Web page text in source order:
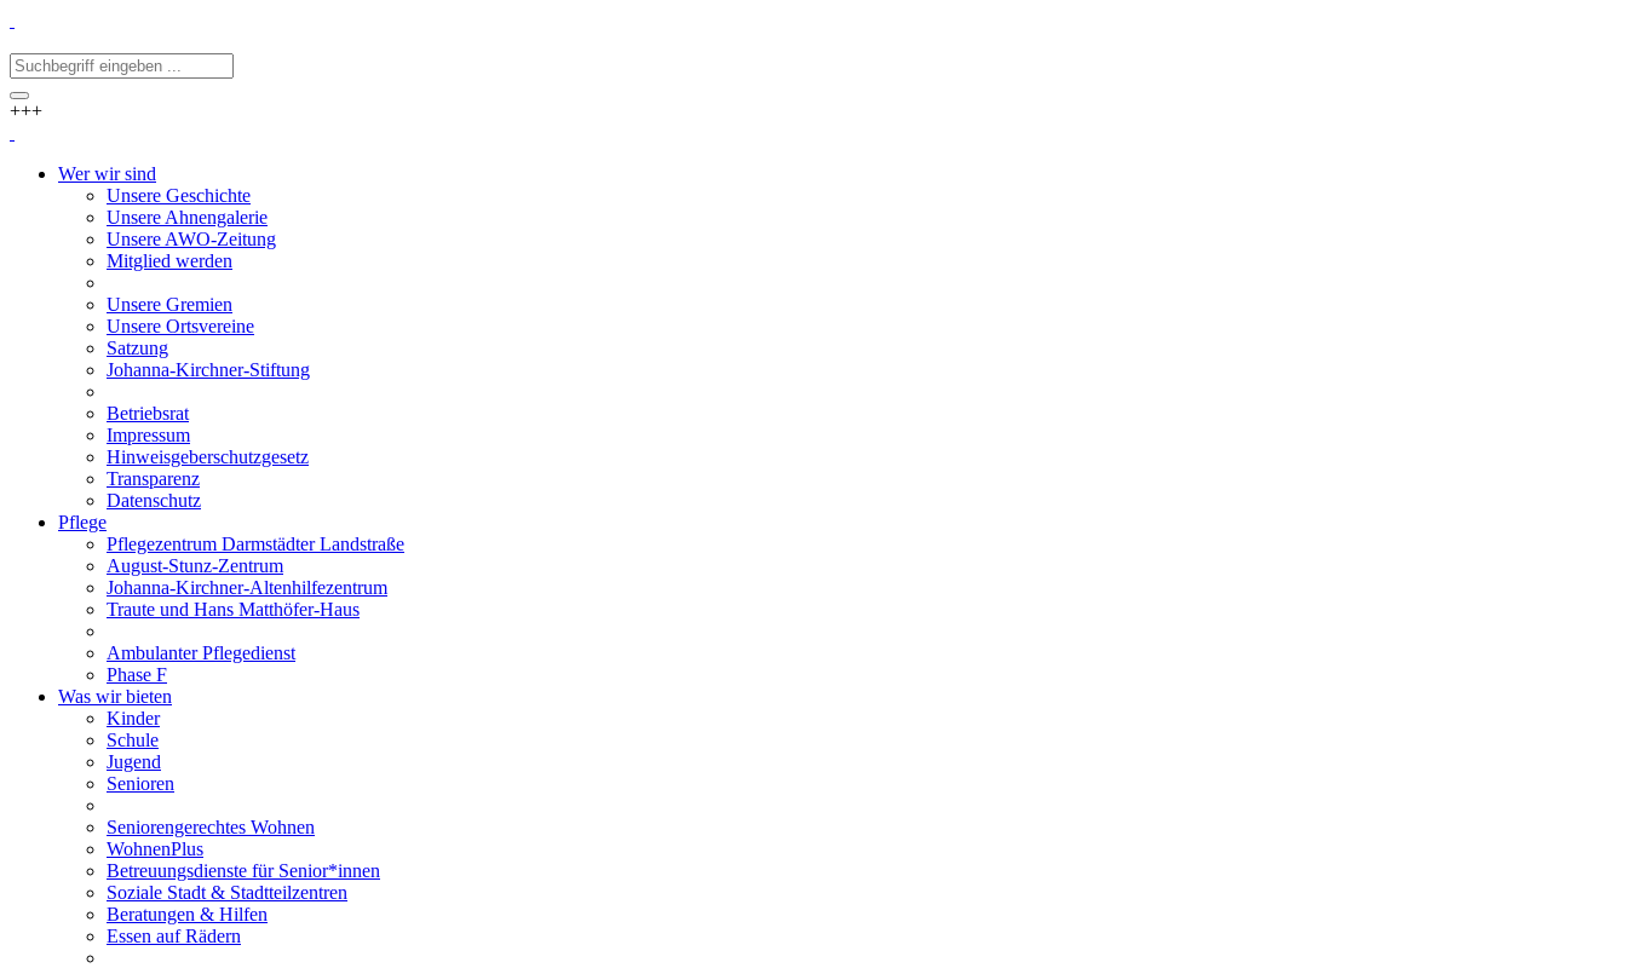
+++
Wer wir sind
Unsere Geschichte
Unsere Ahnengalerie
Unsere AWO-Zeitung
Mitglied werden
Unsere Gremien
Unsere Ortsvereine
Satzung
Johanna-Kirchner-Stiftung
Betriebsrat
Impressum
Hinweisgeberschutzgesetz
Transparenz
Datenschutz
Pflege
Pflegezentrum Darmstädter Landstraße
August-Stunz-Zentrum
Johanna-Kirchner-Altenhilfezentrum
Traute und Hans Matthöfer-Haus
Ambulanter Pflegedienst
Phase F
Was wir bieten
Kinder
Schule
Jugend
Senioren
Seniorengerechtes Wohnen
WohnenPlus
Betreuungsdienste für Senior*innen
Soziale Stadt & Stadtteilzentren
Beratungen & Hilfen
Essen auf Rädern